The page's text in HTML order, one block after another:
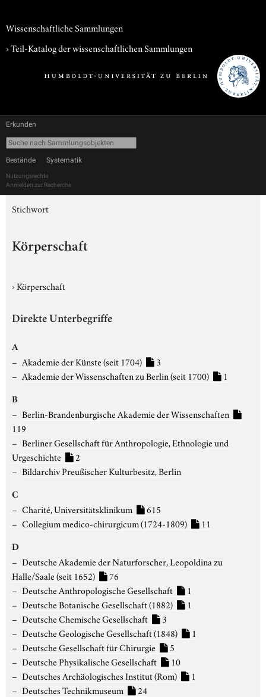
Wissenschaftliche Sammlungen
› Teil-Katalog der wissenschaftlichen Sammlungen
Erkunden
Bestände Systematik
Nutzungsrechte
Anmelden zur Recherche
Stichwort
Körperschaft
›Körperschaft
Direkte Unterbegriffe
A
Akademie der Künste (seit 1704)
3
Akademie der Wissenschaften zu Berlin (seit 1700)
1
B
Berlin-Brandenburgische Akademie der Wissenschaften
119
Berliner Gesellschaft für Anthropologie, Ethnologie und
Urgeschichte
2
Bildarchiv Preußischer Kulturbesitz, Berlin
C
Charité, Universitätsklinikum
615
Collegium medico-chirurgicum (1724-1809)
11
D
Deutsche Akademie der Naturforscher, Leopoldina zu
Halle/Saale (seit 1652)
76
Deutsche Anthropologische Gesellschaft
1
Deutsche Botanische Gesellschaft (1882)
1
Deutsche Chemische Gesellschaft
3
Deutsche Geologische Gesellschaft (1848)
1
Deutsche Gesellschaft für Chirurgie
5
Deutsche Physikalische Gesellschaft
10
Deutsches Archäologisches Institut (Rom)
1
Deutsches Technikmuseum
24